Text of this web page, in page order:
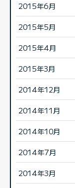
2015年6月
2015年5月
2015年4月
2015年3月
2014年12月
2014年11月
2014年10月
2014年7月
2014年3月